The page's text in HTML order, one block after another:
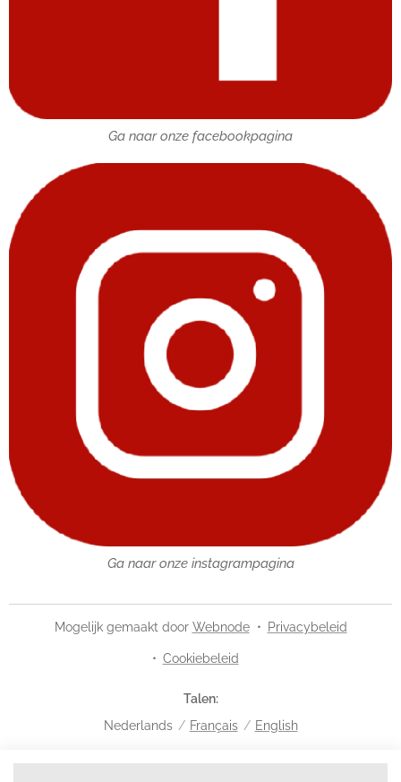
Ga naar onze facebookpagina
Ga naar onze instagrampagina
Mogelijk gemaakt door Webnode Privacybeleid
Cookiebeleid
Talen
Nederlands
Français English